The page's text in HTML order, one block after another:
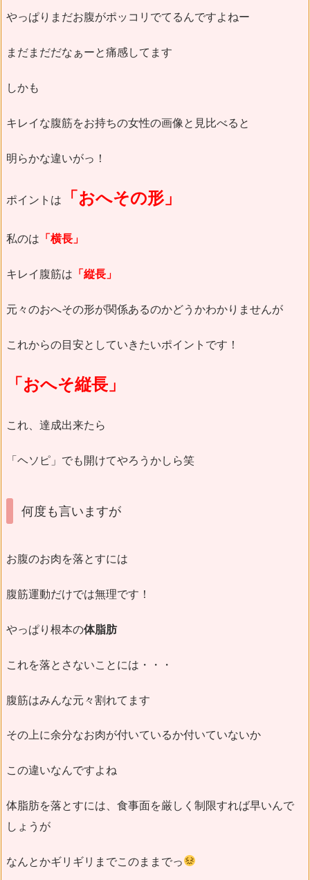
やっぱりまだお腹がポッコリでてるんですよねー
まだまだだなぁーと痛感してます
しかも
キレイな腹筋をお持ちの女性の画像と見比べると
明らかな違いがっ！
ポイントは 「おへその形」
私のは 「横長」
キレイ腹筋は 「縦長」
元々のおへその形が関係あるのかどうかわかりませんが
これからの目安としていきたいポイントです！
「おへそ縦長」
これ、達成出来たら
「ヘソピ」でも開けてやろうかしら笑
何度も言いますが
お腹のお肉を落とすには
腹筋運動だけでは無理です！
やっぱり根本の体脂肪
これを落とさないことには・・・
腹筋はみんな元々割れてます
その上に余分なお肉が付いているか付いていないか
この違いなんですよね
体脂肪を落とすには、食事面を厳しく制限すれば早いんで
しょうが
なんとかギリギリまでこのままでっ